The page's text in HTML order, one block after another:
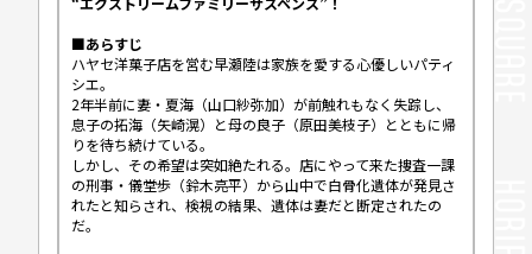
■あらすじ
ハヤセ洋菓子店を営む早瀬陸は家族を愛する心優しいパティ
シエ。
2年半前に妻・夏海（山口紗弥加）が前触れもなく失踪し、
息子の拓海（矢崎滉）と母の良子（原田美枝子）とともに帰
りを待ち続けている。
しかし、その希望は突如絶たれる。店にやって来た捜査一課
の刑事・儀堂歩（鈴木亮平）から山中で白骨化遺体が発見さ
れたと知らされ、検視の結果、遺体は妻だと断定されたの
だ。